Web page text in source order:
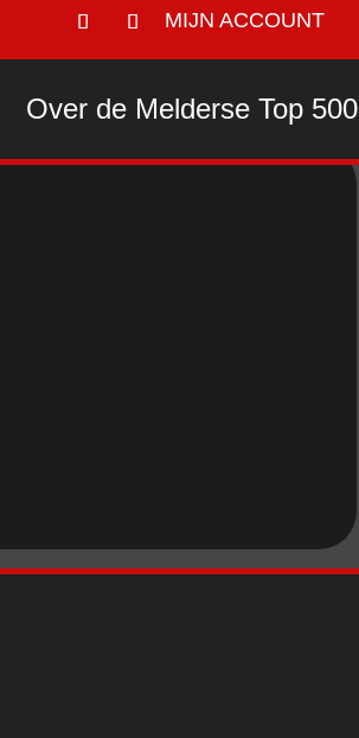
MIJN ACCOUNT
Over de Melderse Top 500